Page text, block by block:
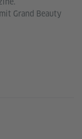
Grand Beauty